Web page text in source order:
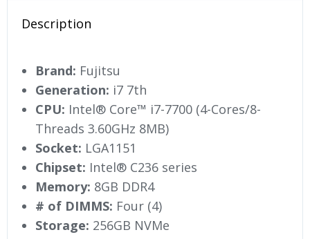
Description
Brand: Fujitsu
Generation: i7 7th
CPU: Intel® Core™ i7-7700 (4-Cores/8-
Threads 3.60GHz 8MB)
Socket: LGA1151
Chipset: Intel® C236 series
Memory: 8GB DDR4
# of DIMMS: Four (4)
Storage: 256GB NVMe